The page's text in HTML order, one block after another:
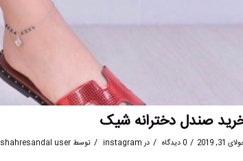
صندل دخترانه شیک
31, 2019
/ 0 دیدگاه / در instagram
/ توسط shahresandal user